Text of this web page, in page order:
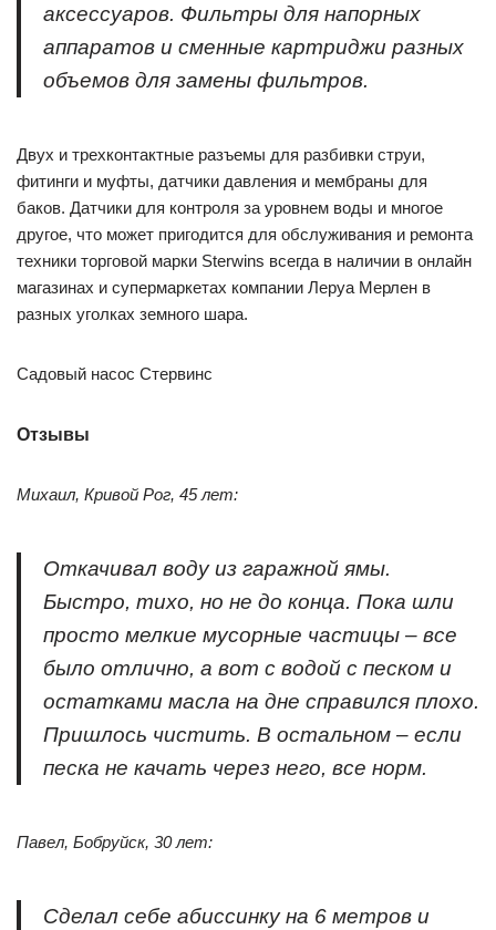
аксессуаров. Фильтры для напорных
аппаратов и сменные картриджи разных
объемов для замены фильтров.
Двух и трехконтактные разъемы для разбивки струи,
фитинги и муфты, датчики давления и мембраны для
баков. Датчики для контроля за уровнем воды и многое
другое, что может пригодится для обслуживания и ремонта
техники торговой марки Sterwins всегда в наличии в онлайн
магазинах и супермаркетах компании Леруа Мерлен в
разных уголках земного шара.
Садовый насос Стервинс
Отзывы
Михаил, Кривой Рог, 45 лет:
Откачивал воду из гаражной ямы.
Быстро, тихо, но не до конца. Пока шли
просто мелкие мусорные частицы – все
было отлично, а вот с водой с песком и
остатками масла на дне справился плохо.
Пришлось чистить. В остальном – если
песка не качать через него, все норм.
Павел, Бобруйск, 30 лет:
Сделал себе абиссинку на 6 метров и